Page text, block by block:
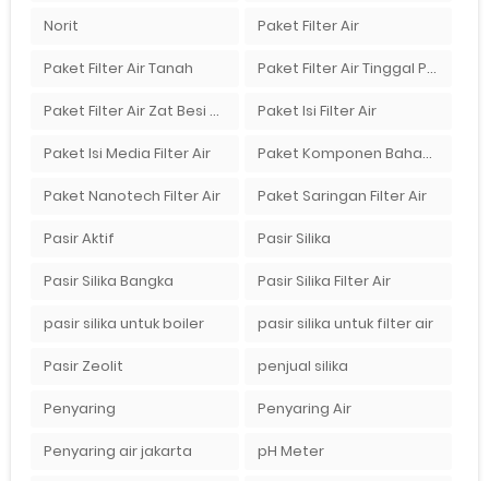
Norit Paket Filter Air
Paket Filter Air Tanah Paket Filter Air Tinggal Pasang
Paket Filter Air Zat Besi Tinggi Paket Isi Filter Air
Paket Isi Media Filter Air Paket Komponen Bahan Filter Air
Paket Nanotech Filter Air Paket Saringan Filter Air
Pasir Aktif Pasir Silika
Pasir Silika Bangka Pasir Silika Filter Air
pasir silika untuk boiler pasir silika untuk filter air
Pasir Zeolit penjual silika
Penyaring Penyaring Air
Penyaring air jakarta pH Meter